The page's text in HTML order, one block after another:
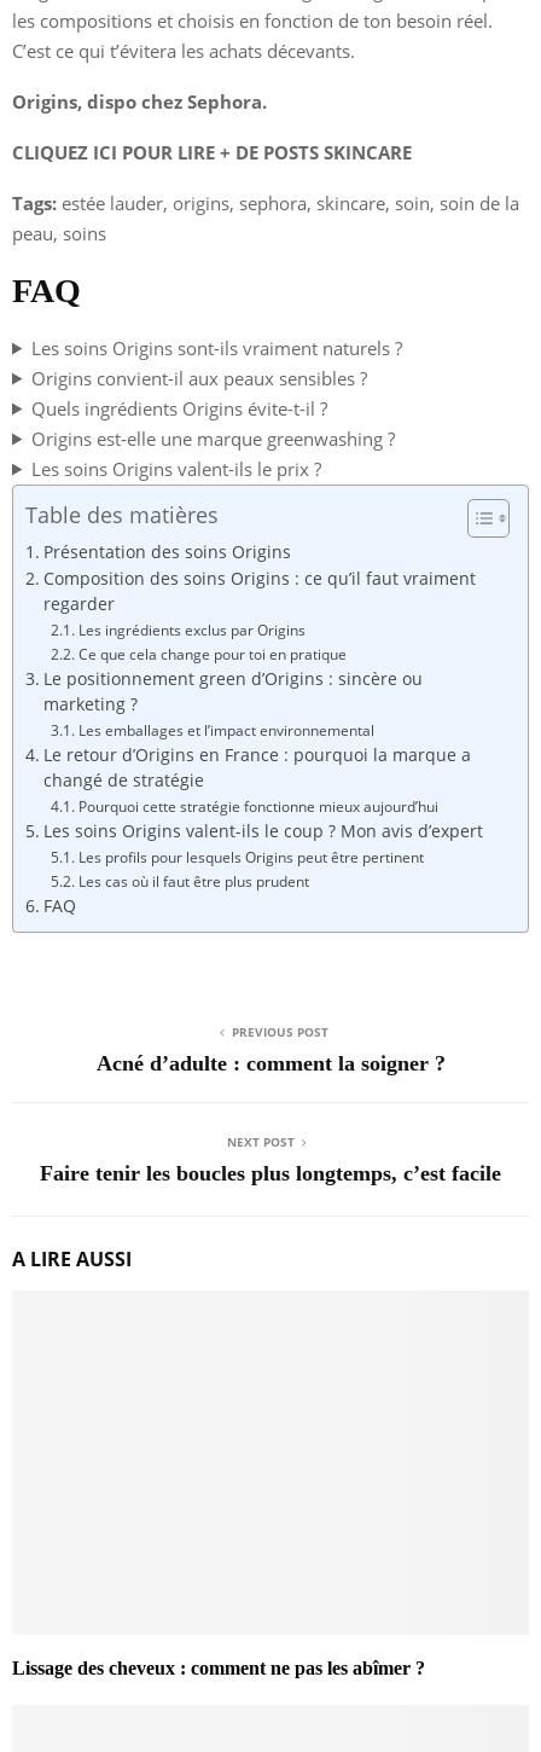
les compositions et choisis en fonction de ton besoin réel.
C’est ce qui t’évitera les achats décevants.
Origins, dispo chez Sephora.
CLIQUEZ ICI POUR LIRE + DE POSTS SKINCARE
Tags: estée lauder, origins, sephora, skincare, soin, soin de la
peau, soins
FAQ
Les soins Origins sont-ils vraiment naturels ?
Origins convient-il aux peaux sensibles ?
Quels ingrédients Origins évite-t-il ?
Origins est-elle une marque greenwashing ?
Les soins Origins valent-ils le prix ?
Table des matières
Présentation des soins Origins
Composition des soins Origins : ce qu’il faut vraiment
regarder
Les ingrédients exclus par Origins
Ce que cela change pour toi en pratique
Le positionnement green d’Origins : sincère ou
marketing ?
Les emballages et l’impact environnemental
Le retour d’Origins en France : pourquoi la marque a
changé de stratégie
Pourquoi cette stratégie fonctionne mieux aujourd’hui
Les soins Origins valent-ils le coup ? Mon avis d’expert
Les profils pour lesquels Origins peut être pertinent
Les cas où il faut être plus prudent
FAQ
PREVIOUS POST
Acné d’adulte : comment la soigner ?
NEXT POST
Faire tenir les boucles plus longtemps, c’est facile
A LIRE AUSSI
Lissage des cheveux : comment ne pas les abîmer ?